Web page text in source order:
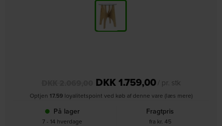
DKK1.759,00/ pr. stk
Optjen 17.59loyalitetspoint ved køb af denne vare (læs mere)
På lager
7 - 14 hverdage
Fragtpris
fra kr. 45